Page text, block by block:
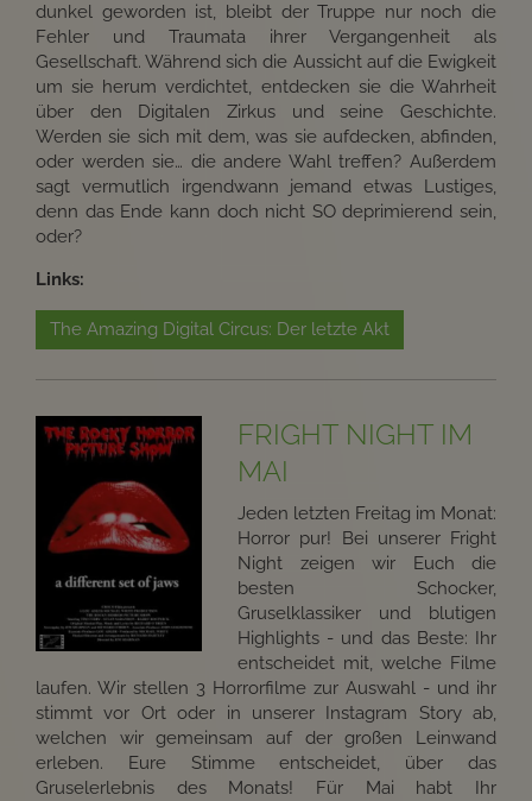
dunkel geworden ist, bleibt der Truppe nur noch die
Fehler und Traumata ihrer Vergangenheit als
Gesellschaft. Während sich die Aussicht auf die Ewigkeit
um sie herum verdichtet, entdecken sie die Wahrheit
über den Digitalen Zirkus und seine Geschichte.
Werden sie sich mit dem, was sie aufdecken, abfinden,
oder werden sie… die andere Wahl treffen? Außerdem
sagt vermutlich irgendwann jemand etwas Lustiges,
denn das Ende kann doch nicht SO deprimierend sein,
oder?
Links:
The Amazing Digital Circus: Der letzte Akt
FRIGHT NIGHT IM
MAI
Jeden letzten Freitag im Monat:
Horror pur! Bei unserer Fright
Night zeigen wir Euch die
besten Schocker,
Gruselklassiker und blutigen
Highlights - und das Beste: Ihr
entscheidet mit, welche Filme
laufen. Wir stellen 3 Horrorfilme zur Auswahl - und ihr
stimmt vor Ort oder in unserer Instagram Story ab,
welchen wir gemeinsam auf der großen Leinwand
erleben. Eure Stimme entscheidet, über das
Gruselerlebnis des Monats! Für Mai habt Ihr